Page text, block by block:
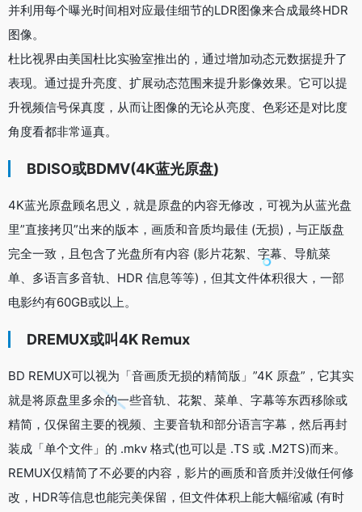
并利用每个曝光时间相对应最佳细节的LDR图像来合成最终HDR
图像。
杜比视界由美国杜比实验室推出的，通过增加动态元数据提升了
表现。通过提升亮度、扩展动态范围来提升影像效果。它可以提
升视频信号保真度，从而让图像的无论从亮度、色彩还是对比度
角度看都非常逼真。
BDISO或BDMV(4K蓝光原盘)
4K蓝光原盘顾名思义，就是原盘的内容无修改，可视为从蓝光盘
里”直接拷贝”出来的版本，画质和音质均最佳 (无损)，与正版盘
完全一致，且包含了光盘所有内容 (影片花絮、字幕、导航菜
单、多语言多音轨、HDR 信息等等)，但其文件体积很大，一部
电影约有60GB或以上。
DREMUX或叫4K Remux
BD REMUX可以视为「音画质无损的精简版」”4K 原盘”，它其实
就是将原盘里多余的一些音轨、花絮、菜单、字幕等东西移除或
精简，仅保留主要的视频、主要音轨和部分语言字幕，然后再封
装成「单个文件」的 .mkv 格式(也可以是 .TS 或 .M2TS)而来。
REMUX仅精简了不必要的内容，影片的画质和音质并没做任何修
改，HDR等信息也能完美保留，但文件体积上能大幅缩减 (有时